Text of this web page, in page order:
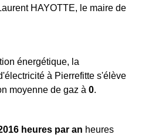
HAYOTTE, le maire de
énergétique, la
à Pierrefitte s'élève
moyenne de gaz à 0.
heures par an heures